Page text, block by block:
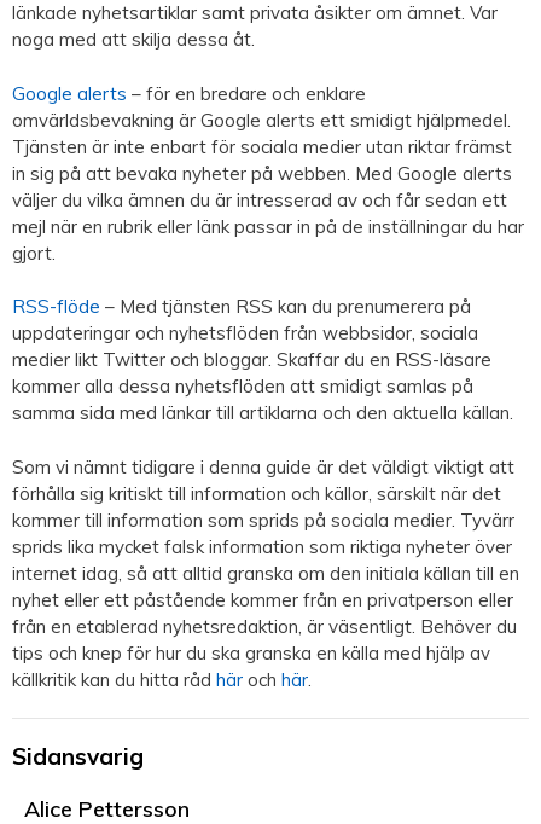
länkade nyhetsartiklar samt privata åsikter om ämnet. Var
noga med att skilja dessa åt.
Google alerts – för en bredare och enklare
omvärldsbevakning är Google alerts ett smidigt hjälpmedel.
Tjänsten är inte enbart för sociala medier utan riktar främst
in sig på att bevaka nyheter på webben. Med Google alerts
väljer du vilka ämnen du är intresserad av och får sedan ett
mejl när en rubrik eller länk passar in på de inställningar du har
gjort.
RSS-flöde – Med tjänsten RSS kan du prenumerera på
uppdateringar och nyhetsflöden från webbsidor, sociala
medier likt Twitter och bloggar. Skaffar du en RSS-läsare
kommer alla dessa nyhetsflöden att smidigt samlas på
samma sida med länkar till artiklarna och den aktuella källan.
Som vi nämnt tidigare i denna guide är det väldigt viktigt att
förhålla sig kritiskt till information och källor, särskilt när det
kommer till information som sprids på sociala medier. Tyvärr
sprids lika mycket falsk information som riktiga nyheter över
internet idag, så att alltid granska om den initiala källan till en
nyhet eller ett påstående kommer från en privatperson eller
från en etablerad nyhetsredaktion, är väsentligt. Behöver du
tips och knep för hur du ska granska en källa med hjälp av
källkritik kan du hitta råd här och här.
Sidansvarig
Alice Pettersson